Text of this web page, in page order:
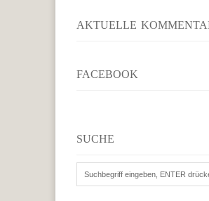
AKTUELLE
FACEBOOK
SUCHE